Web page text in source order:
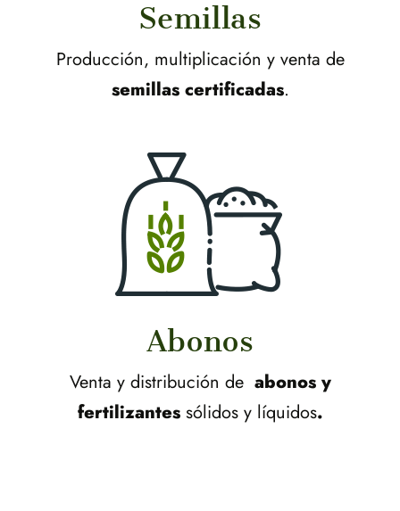
Semillas
Producción, multiplicación y venta de
semillas certificadas.
Abonos
Venta y distribución de abonos y
fertilizantes sólidos y líquidos.